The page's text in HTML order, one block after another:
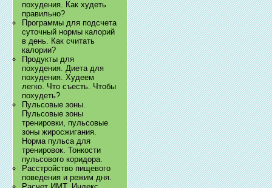
похудения. Как худеть
правильно?
Программы для подсчета
суточный нормы калорий
в день. Как считать
калории?
Продукты для
похудения. Диета для
похудения. Худеем
легко. Что съесть. Чтобы
похудеть?
Пульсовые зоны.
Пульсовые зоны
тренировки, пульсовые
зоны жиросжигания.
Норма пульса для
тренировок. Тонкости
пульсового коридора.
Расстройство пищевого
поведения и режим дня.